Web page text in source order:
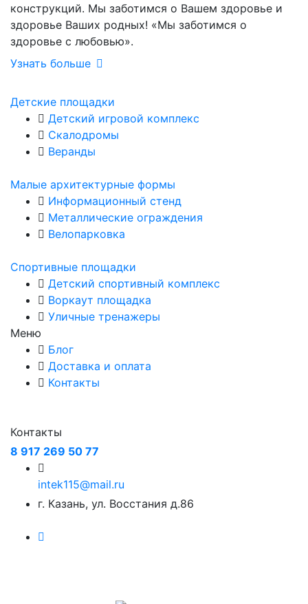
конструкций. Мы заботимся о Вашем здоровье и
здоровье Ваших родных! «Мы заботимся о
здоровье с любовью».
Узнать больше
Детские площадки
Детский игровой комплекс
Скалодромы
Веранды
Малые архитектурные формы
Информационный стенд
Металлические ограждения
Велопарковка
Спортивные площадки
Детский спортивный комплекс
Воркаут площадка
Уличные тренажеры
Меню
Блог
Доставка и оплата
Контакты
Контакты
8 917 269 50 77
intek115@mail.ru
г. Казань, ул. Восстания д.86